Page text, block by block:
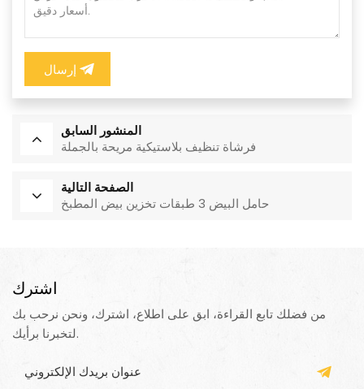
إرسال
المنشور السابق
فرشاة تنظيف بلاستيكية مريحة بالجملة
الصفحة التالية
حامل البيض 3 طبقات تخزين بيض المطبخ
اشترك
من فضلك تابع القراءة، ابق على اطلاع، اشترك، ونحن نرحب بك
لتخبرنا برأيك.